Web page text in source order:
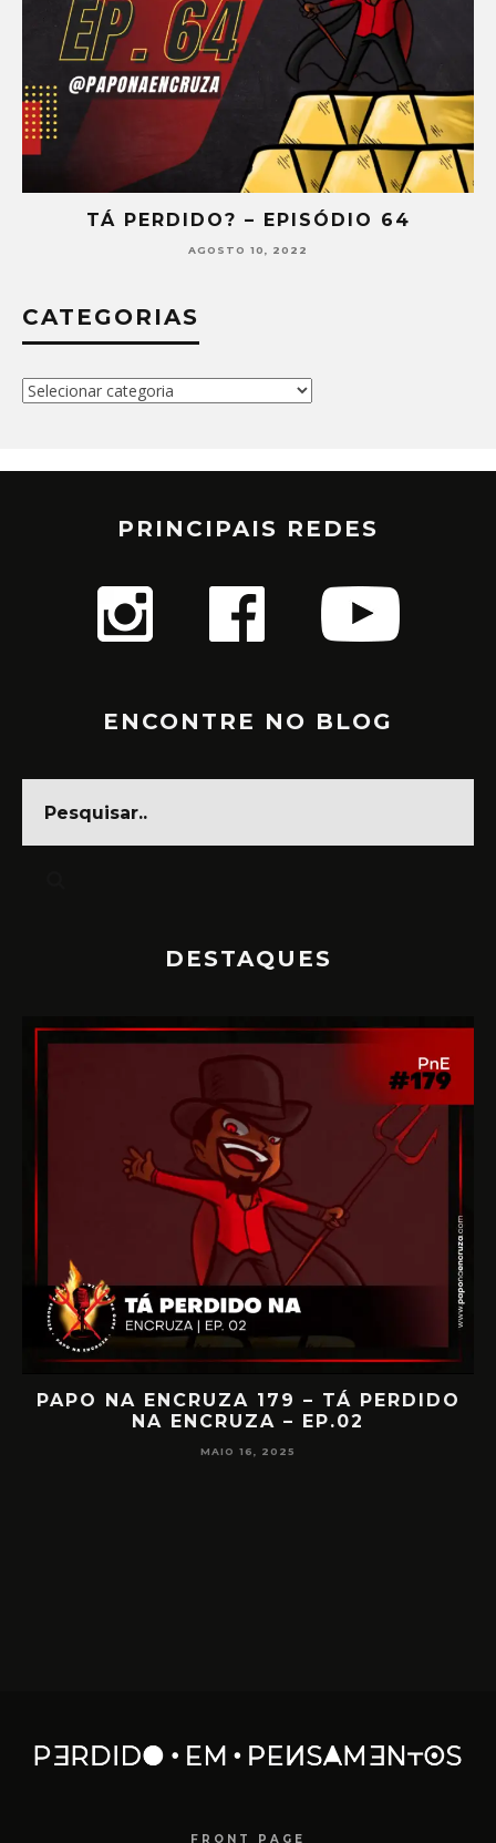
TÁ PERDIDO? – EPISÓDIO 64
AGOSTO 10, 2022
CATEGORIAS
Categorias
PRINCIPAIS REDES
ENCONTRE NO BLOG
DESTAQUES
PAPO NA ENCRUZA 179 – TÁ PERDIDO
NA ENCRUZA – EP.02
MAIO 16, 2025
FRONT PAGE